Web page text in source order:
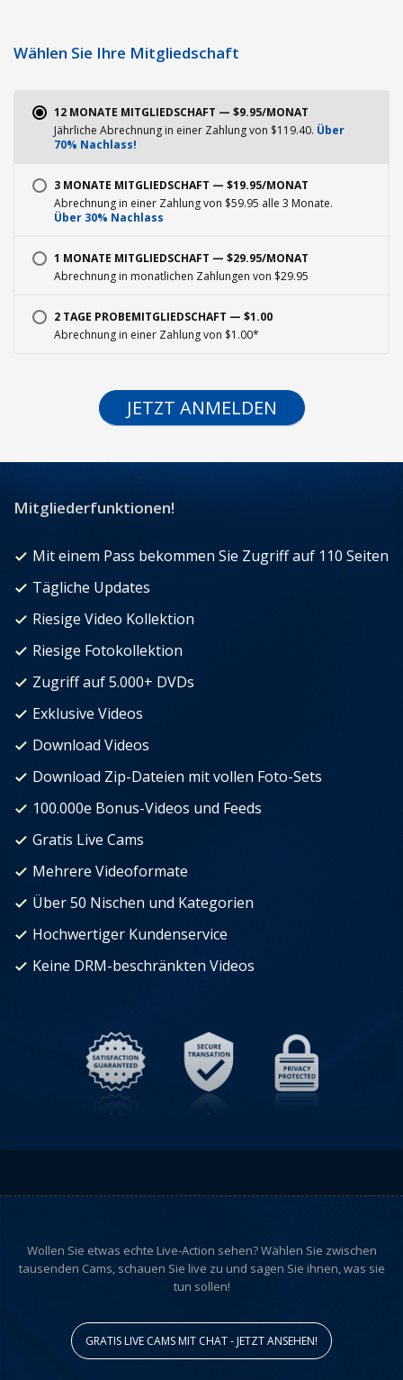
Wählen Sie Ihre Mitgliedschaft
12 MONATE MITGLIEDSCHAFT — $9.95/MONAT
Jährliche Abrechnung in einer Zahlung von $119.40. Über
70% Nachlass!
3 MONATE MITGLIEDSCHAFT — $19.95/MONAT
Abrechnung in einer Zahlung von $59.95 alle 3 Monate.
Über 30% Nachlass
1 MONATE MITGLIEDSCHAFT — $29.95/MONAT
Abrechnung in monatlichen Zahlungen von $29.95
2 TAGE PROBEMITGLIEDSCHAFT — $1.00
Abrechnung in einer Zahlung von $1.00*
JETZT ANMELDEN
Mitgliederfunktionen!
Mit einem Pass bekommen Sie Zugriff auf 110 Seiten
Tägliche Updates
Riesige Video Kollektion
Riesige Fotokollektion
Zugriff auf 5.000+ DVDs
Exklusive Videos
Download Videos
Download Zip-Dateien mit vollen Foto-Sets
100.000e Bonus-Videos und Feeds
Gratis Live Cams
Mehrere Videoformate
Über 50 Nischen und Kategorien
Hochwertiger Kundenservice
Keine DRM-beschränkten Videos
Wollen Sie etwas echte Live-Action sehen? Wählen Sie zwischen
tausenden Cams, schauen Sie live zu und sagen Sie ihnen, was sie
tun sollen!
GRATIS LIVE CAMS MIT CHAT - JETZT ANSEHEN!